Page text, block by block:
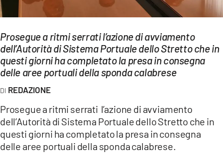
Streaming
LAC TV
LAC NETWORK
LAC ONAIR
LaC
Network
LACPLAY.IT
LACTV.IT
Prosegue a ritmi serrati l’azione di avviamento
dell’Autorità di Sistema Portuale dello Stretto che in
questi giorni ha completato la presa in consegna
delle aree portuali della sponda calabrese
REDAZIONE
Prosegue a ritmi serrati l’azione di avviamento
dell’Autorità di Sistema Portuale dello Stretto che in
questi giorni ha completato la presa in consegna
delle aree portuali della sponda calabrese.